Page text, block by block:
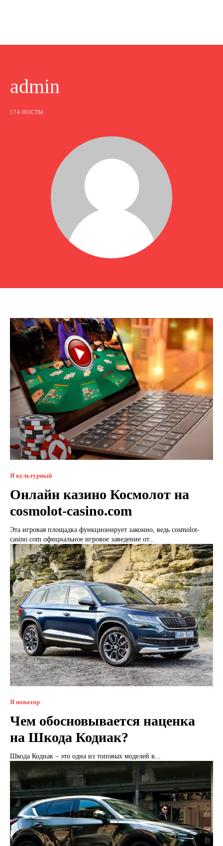
admin
174 ПОСТЫ
Я культурный
Онлайн казино Космолот на
cosmolot-casino.com
Эта игровая площадка функционирует законно, ведь cosmolot-
casino.com официальное игровое заведение от...
Я новатор
Чем обосновывается наценка
на Шкода Кодиак?
Шкода Кодиак – это одна из топовых моделей в...